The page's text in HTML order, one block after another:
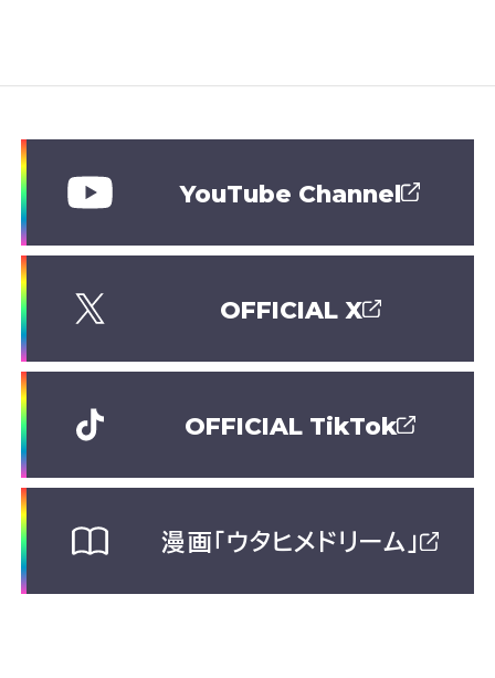
YouTube Channel
OFFICIAL X
OFFICIAL TikTok
漫画「ウタヒメドリーム」